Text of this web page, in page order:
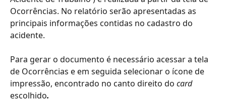
Ocorrências. No relatório serão apresentadas as
principais informações contidas no cadastro do
acidente.
Para gerar o documento é necessário acessar a tela
de Ocorrências e em seguida selecionar o ícone de
impressão, encontrado no canto direito do card
escolhido.